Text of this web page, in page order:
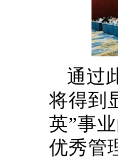
通过
将得到
英”事
优秀管